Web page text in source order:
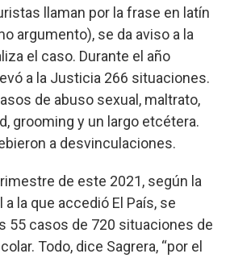
llaman por la frase en latín
argumento), se da aviso a la
el caso. Durante el año
a la Justicia 266 situaciones.
de abuso sexual, maltrato,
grooming y un largo etcétera.
a desvinculaciones.
de este 2021, según la
la que accedió El País, se
55 casos de 720 situaciones de
Todo, dice Sagrera, “por el